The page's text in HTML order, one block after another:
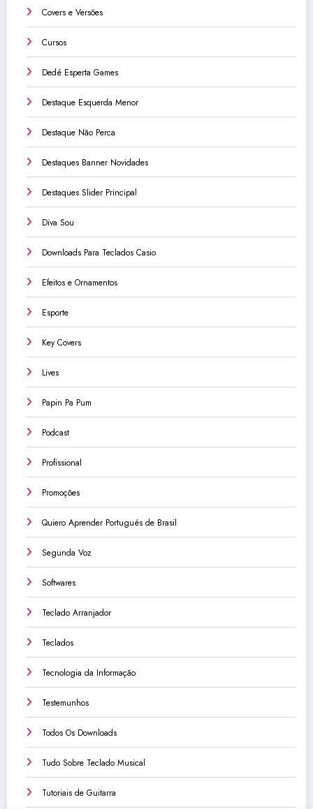
Covers e Versões
Cursos
Dedé Esperta Games
Destaque Esquerda Menor
Destaque Não Perca
Destaques Banner Novidades
Destaques Slider Principal
Diva Sou
Downloads Para Teclados Casio
Efeitos e Ornamentos
Esporte
Key Covers
Lives
Papin Pa Pum
Podcast
Profissional
Promoções
Quiero Aprender Portugués de Brasil
Segunda Voz
Softwares
Teclado Arranjador
Teclados
Tecnologia da Informação
Testemunhos
Todos Os Downloads
Tudo Sobre Teclado Musical
Tutoriais de Guitarra